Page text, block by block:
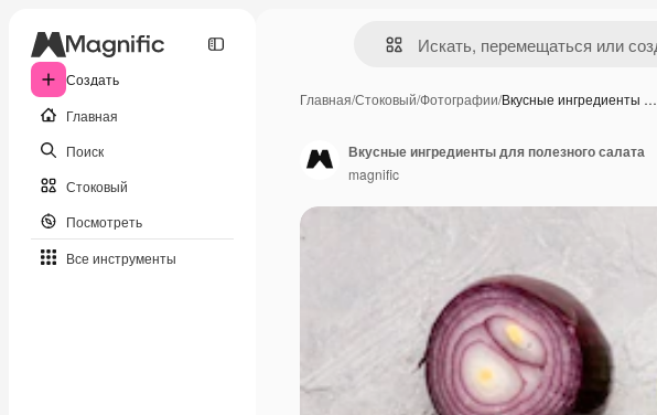
Создать
Главная
Поиск
Стоковый
Посмотреть
Все инструменты
Главная/Стоковый/Фотографии/Вкусные ингредиенты …
Вкусные ингредиенты для полезного салата
magnific